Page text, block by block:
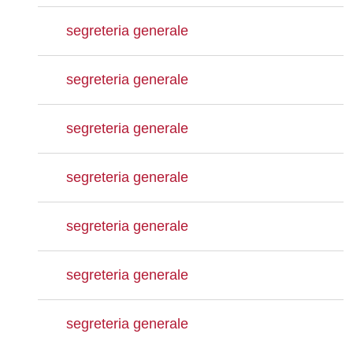
segreteria generale
segreteria generale
segreteria generale
segreteria generale
segreteria generale
segreteria generale
segreteria generale